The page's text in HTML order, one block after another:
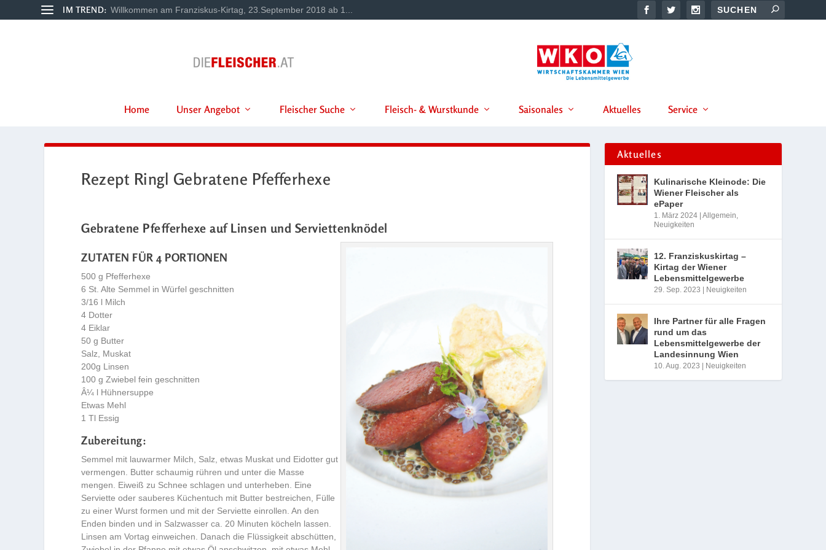
IM TREND: Willkommen am Franziskus-Kirtag, 23.September 2018 ab 1...
Home Unser Angebot Fleischer Suche Fleisch- & Wurstkunde Saisonales Aktuelles Service
Rezept Ringl Gebratene Pfefferhexe
Gebratene Pfefferhexe auf Linsen und Serviettenknödel
ZUTATEN FÜR 4 PORTIONEN
500 g Pfefferhexe
6 St. Alte Semmel in Würfel geschnitten
3/16 l Milch
4 Dotter
4 Eiklar
50 g Butter
Salz, Muskat
200g Linsen
100 g Zwiebel fein geschnitten
Â¼ l Hühnersuppe
Etwas Mehl
1 Tl Essig
Zubereitung:
Semmel mit lauwarmer Milch, Salz, etwas Muskat und Eidotter gut
vermengen. Butter schaumig rühren und unter die Masse
mengen. Eiweiß zu Schnee schlagen und unterheben. Eine
Serviette oder sauberes Küchentuch mit Butter bestreichen, Fülle
zu einer Wurst formen und mit der Serviette einrollen. An den
Enden binden und in Salzwasser ca. 20 Minuten köcheln lassen.
Linsen am Vortag einweichen. Danach die Flüssigkeit abschütten,
Aktuelles
Kulinarische Kleinode: Die
Wiener Fleischer als
ePaper
1. März 2024 Allgemein,
Neuigkeiten
12. Franziskuskirtag –
Kirtag der Wiener
Lebensmittelgewerbe
29. Sep. 2023 Neuigkeiten
Ihre Partner für alle Fragen
rund um das
Lebensmittelgewerbe der
Landesinnung Wien
10. Aug. 2023 Neuigkeiten